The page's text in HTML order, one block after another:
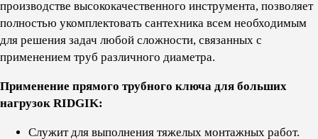
производстве высококачественного инструмента, позволяет
полностью укомплектовать сантехника всем необходимым
для решения задач любой сложности, связанных с
применением труб различного диаметра.
Применение прямого трубного ключа для больших
нагрузок RIDGIK:
Служит для выполнения тяжелых монтажных работ.